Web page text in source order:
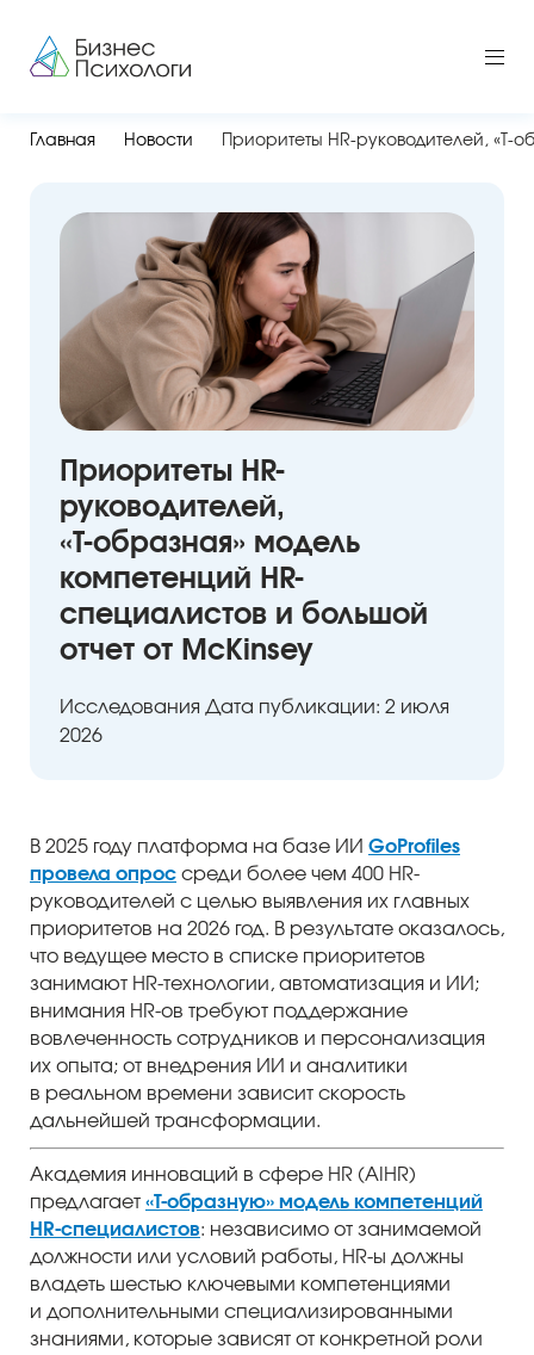
Главная Новости Приоритеты HR-руководителей,
Приоритеты HR-
руководителей,
«T‑образная» модель
компетенций HR-
специалистов и большой
отчет от McKinsey
Исследования Дата публикации: 2 июля
2026
В 2025 году платформа на базе ИИ GoProfiles
провела опрос среди более чем 400 HR-
руководителей с целью выявления их главных
приоритетов на 2026 год. В результате оказалось,
что ведущее место в списке приоритетов
занимают HR-технологии, автоматизация и ИИ;
внимания HR-ов требуют поддержание
вовлеченность сотрудников и персонализация
их опыта; от внедрения ИИ и аналитики
в реальном времени зависит скорость
дальнейшей трансформации.
Академия инноваций в сфере HR (AIHR)
предлагает «T-образную» модель компетенций
HR-специалистов: независимо от занимаемой
должности или условий работы, HR-ы должны
владеть шестью ключевыми компетенциями
и дополнительными специализированными
знаниями, которые зависят от конкретной роли